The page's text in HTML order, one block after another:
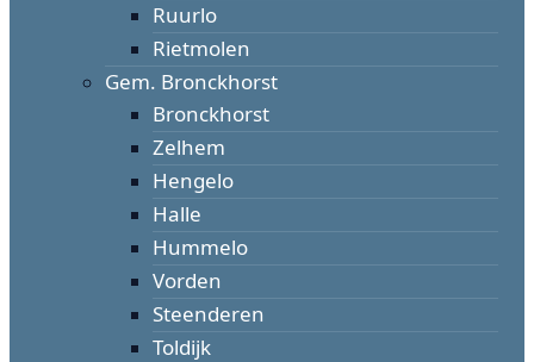
Ruurlo
Rietmolen
Gem. Bronckhorst
Bronckhorst
Zelhem
Hengelo
Halle
Hummelo
Vorden
Steenderen
Toldijk